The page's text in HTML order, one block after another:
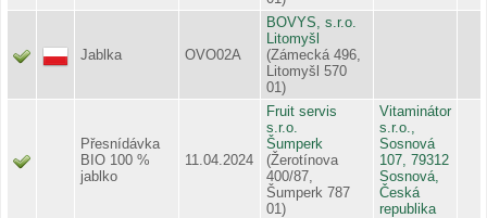
Jablka OVO02A
BOVYS, s.r.o.
Litomyšl
(Zámecká 496,
Litomyšl 570
01)
Přesnídávka
BIO 100 %
jablko
11.04.2024
Fruit servis
s.r.o.
Šumperk
(Žerotínova
400/87,
Šumperk 787
01)
Vitaminátor
s.r.o.,
Sosnová
107, 79312
Sosnová,
Česká
republika